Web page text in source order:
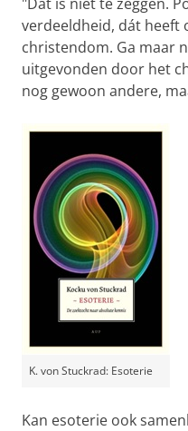
verdeeldheid, dát heeft
christendom. Ga maar
uitgevonden door het
nog gewoon andere,
K. von Stuckrad: Esoterie
Kan esoterie ook